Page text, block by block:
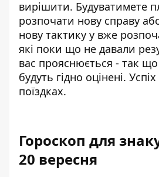
вирішити. Будуватимете
розпочати нову справу
нову тактику у вже
які поки що не давали
вас прояснюється - так що
будуть гідно оцінені.
поїздках.
Гороскоп для
20 вересня